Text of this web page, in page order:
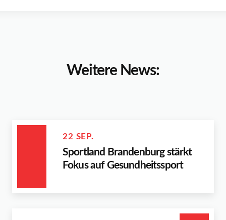
Weitere News:
22 SEP.
Sportland Brandenburg stärkt
Fokus auf Gesundheitssport